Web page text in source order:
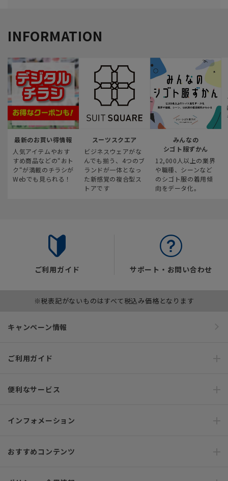
INFORMATION
最新のお買い得情報
人気アイテムやおす
すめ商品などの“おト
ク“が満載のチラシが
Webでも見られる！
スーツスクエア
ビジネスウェアがな
んでも揃う、4つのブ
ランドが一体となっ
た新感覚の複合型ス
トアです
みんなの
シゴト服ずかん
12,000人以上の業界
や職種、シーンなど
のシゴト服の着用傾
向をデータ化。
ご利用ガイド サポート・お問い合わせ
※税表記がないものはすべて税込み価格となります
キャンペーン情報
ご利用ガイド
便利なサービス
インフォメーション
おすすめコンテンツ